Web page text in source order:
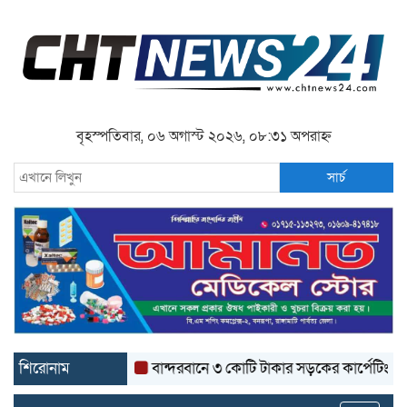
বৃহস্পতিবার, ০৬ অগাস্ট ২০২৬, ০৮:৩১ অপরাহ্ন
সার্চ
শিরোনাম বান্দরবানে ৩ কোটি টাকার সড়কের কার্পেটিং উঠে